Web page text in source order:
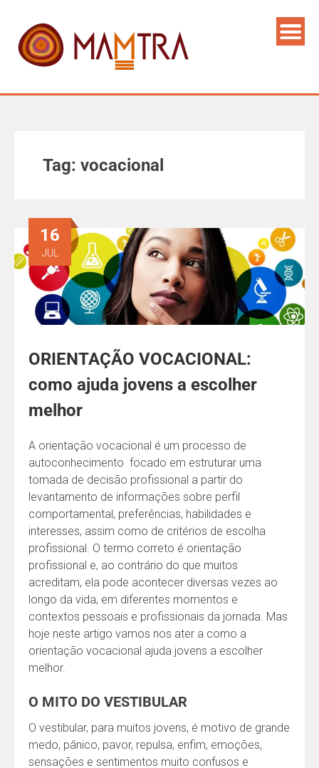
Tag: vocacional
ORIENTAÇÃO VOCACIONAL:
como ajuda jovens a escolher
melhor
16
JUL
A orientação vocacional é um processo de
autoconhecimento focado em estruturar uma
tomada de decisão profissional a partir do
levantamento de informações sobre perfil
comportamental, preferências, habilidades e
interesses, assim como de critérios de escolha
profissional. O termo correto é orientação
profissional e, ao contrário do que muitos
acreditam, ela pode acontecer diversas vezes ao
longo da vida, em diferentes momentos e
contextos pessoais e profissionais da jornada. Mas
hoje neste artigo vamos nos ater a como a
orientação vocacional ajuda jovens a escolher
melhor.
O MITO DO VESTIBULAR
O vestibular, para muitos jovens, é motivo de grande
medo, pânico, pavor, repulsa, enfim, emoções,
sensações e sentimentos muito confusos e